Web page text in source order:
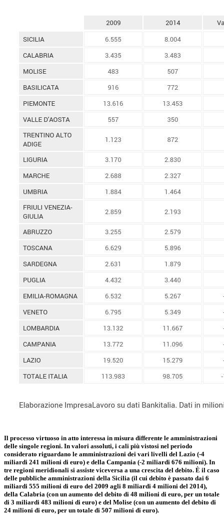
Il processo virtuoso in atto interessa in misura differente le amministrazioni
delle singole regioni. In valori assoluti, i cali più vistosi nel periodo
considerato riguardano le amministrazioni dei vari livelli del Lazio (-4
miliardi 241 milioni di euro) e della Campania (-2 miliardi 676 milioni). In
tre regioni meridionali si assiste viceversa a una crescita del debito. È il caso
delle pubbliche amministrazioni della Sicilia (il cui debito è passato dai 6
miliardi 555 milioni di euro del 2009 agli 8 miliardi 4 milioni del 2014),
della Calabria (con un aumento del debito di 48 milioni di euro, per un totale
di 3 miliardi 483 milioni di euro) e del Molise (con un aumento del debito di
24 milioni di euro, per un totale di 507 milioni di euro).